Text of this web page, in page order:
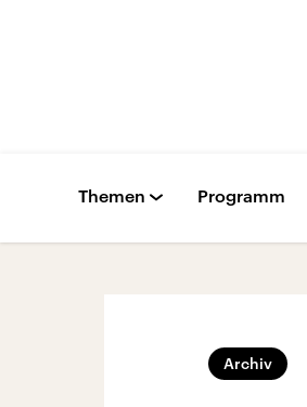
Themen Programm
Archiv